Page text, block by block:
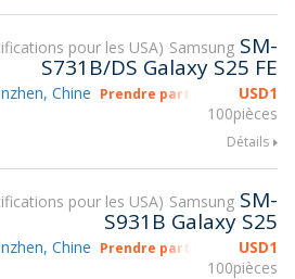
pour les USA Samsung SM-
S731B/DS Galaxy S25 FE
USD1
100pièces
Chine Prendre part à gsmX Hong
Détails
pour les USA Samsung SM-
S931B Galaxy S25
USD1
100pièces
Chine Prendre part à gsmX Hong